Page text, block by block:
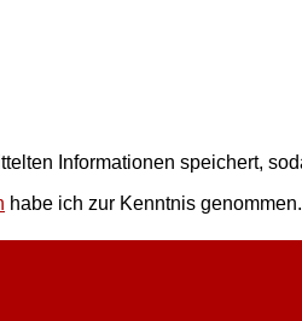
Informationen speichert,
habe ich zur Kenntnis genommen.